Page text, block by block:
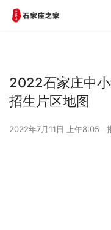
2022石家庄中
招生片区地图
2022年7月11日 上午8:05